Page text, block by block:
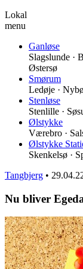
Lokal
menu
Ganløse
Slagslunde ·
Østersø
Smørum
Ledøje ·
Stenløse
Stenlille ·
Ølstykke
Værebro ·
Ølstykke
Skenkelsø ·
Tangbjerg •
Nu bliver